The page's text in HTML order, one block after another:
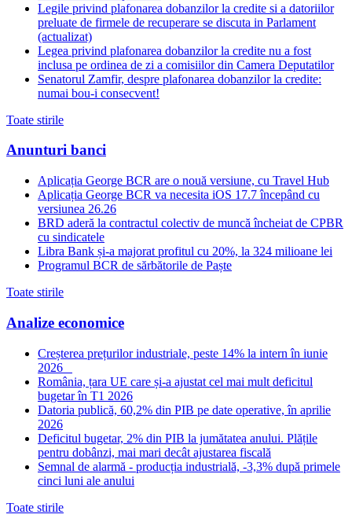
Legile privind plafonarea dobanzilor la credite si a datoriilor
preluate de firmele de recuperare se discuta in Parlament
(actualizat)
Legea privind plafonarea dobanzilor la credite nu a fost
inclusa pe ordinea de zi a comisiilor din Camera Deputatilor
Senatorul Zamfir, despre plafonarea dobanzilor la credite:
numai bou-i consecvent!
Toate stirile
Anunturi banci
Aplicația George BCR are o nouă versiune, cu Travel Hub
Aplicația George BCR va necesita iOS 17.7 începând cu
versiunea 26.26
BRD aderă la contractul colectiv de muncă încheiat de CPBR
cu sindicatele
Libra Bank și-a majorat profitul cu 20%, la 324 milioane lei
Programul BCR de sărbătorile de Paște
Toate stirile
Analize economice
Creșterea prețurilor industriale, peste 14% la intern în iunie
2026
România, țara UE care și-a ajustat cel mai mult deficitul
bugetar în T1 2026
Datoria publică, 60,2% din PIB pe date operative, în aprilie
2026
Deficitul bugetar, 2% din PIB la jumătatea anului. Plățile
pentru dobânzi, mai mari decât ajustarea fiscală
Semnal de alarmă - producția industrială, -3,3% după primele
cinci luni ale anului
Toate stirile